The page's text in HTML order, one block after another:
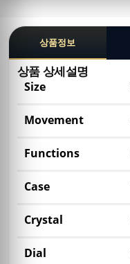
상품정보
상품 상세설명
Size
Movement
Functions
Case
Crystal
Dial